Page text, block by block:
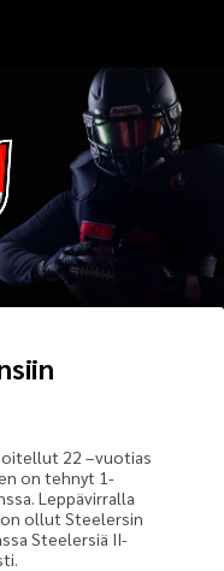
Spartans
22 –vuotias
on tehnyt 1-
Leppävirralla
ollut Steelersin
Steelersiä II-